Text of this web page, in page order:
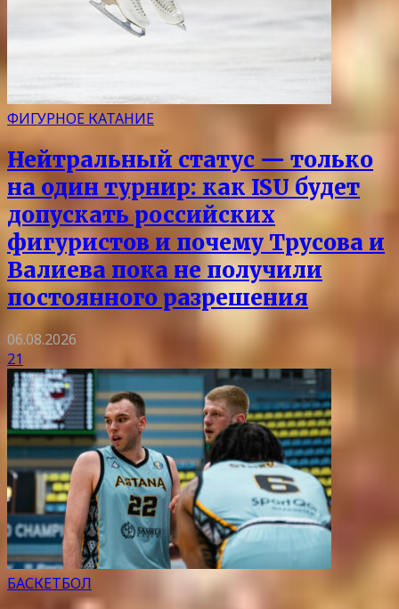
ФИГУРНОЕ КАТАНИЕ
Нейтральный статус — только
на один турнир: как ISU будет
допускать российских
фигуристов и почему Трусова и
Валиева пока не получили
постоянного разрешения
06.08.2026
21
БАСКЕТБОЛ